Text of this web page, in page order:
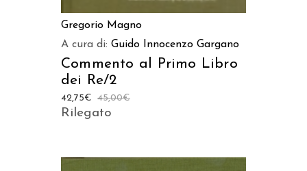
Gregorio Magno
A cura di: Guido Innocenzo Gargano
Commento al Primo Libro
dei Re/2
45,00€
42,75€
Rilegato